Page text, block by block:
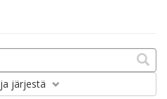
ja järjestä